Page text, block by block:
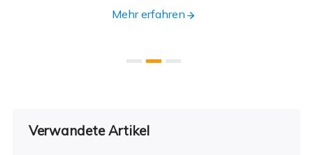
Mehr erfahren
Verwandete Artikel